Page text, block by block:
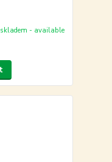
skladem - available